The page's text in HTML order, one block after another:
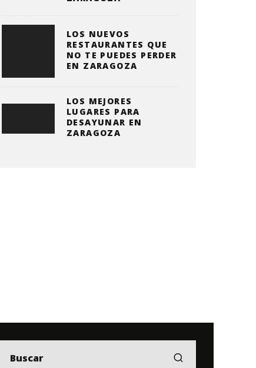
LOS NUEVOS
RESTAURANTES QUE
NO TE PUEDES PERDER
EN ZARAGOZA
LOS MEJORES
LUGARES PARA
DESAYUNAR EN
ZARAGOZA